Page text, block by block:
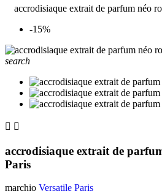
accrodisiaque extrait de parfum néo
-15%
search
 
accrodisiaque extrait de
Paris
marchio Versatile Paris